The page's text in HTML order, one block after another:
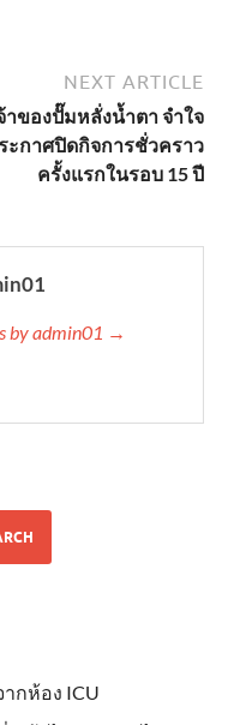
NEXT ARTICLE
าของปั๊มหลั่งน้ำตา จำใจ
ะกาศปิดกิจการชั่วคราว
ครั้งแรกในรอบ 15 ปี
by admin01 →
กห้อง ICU